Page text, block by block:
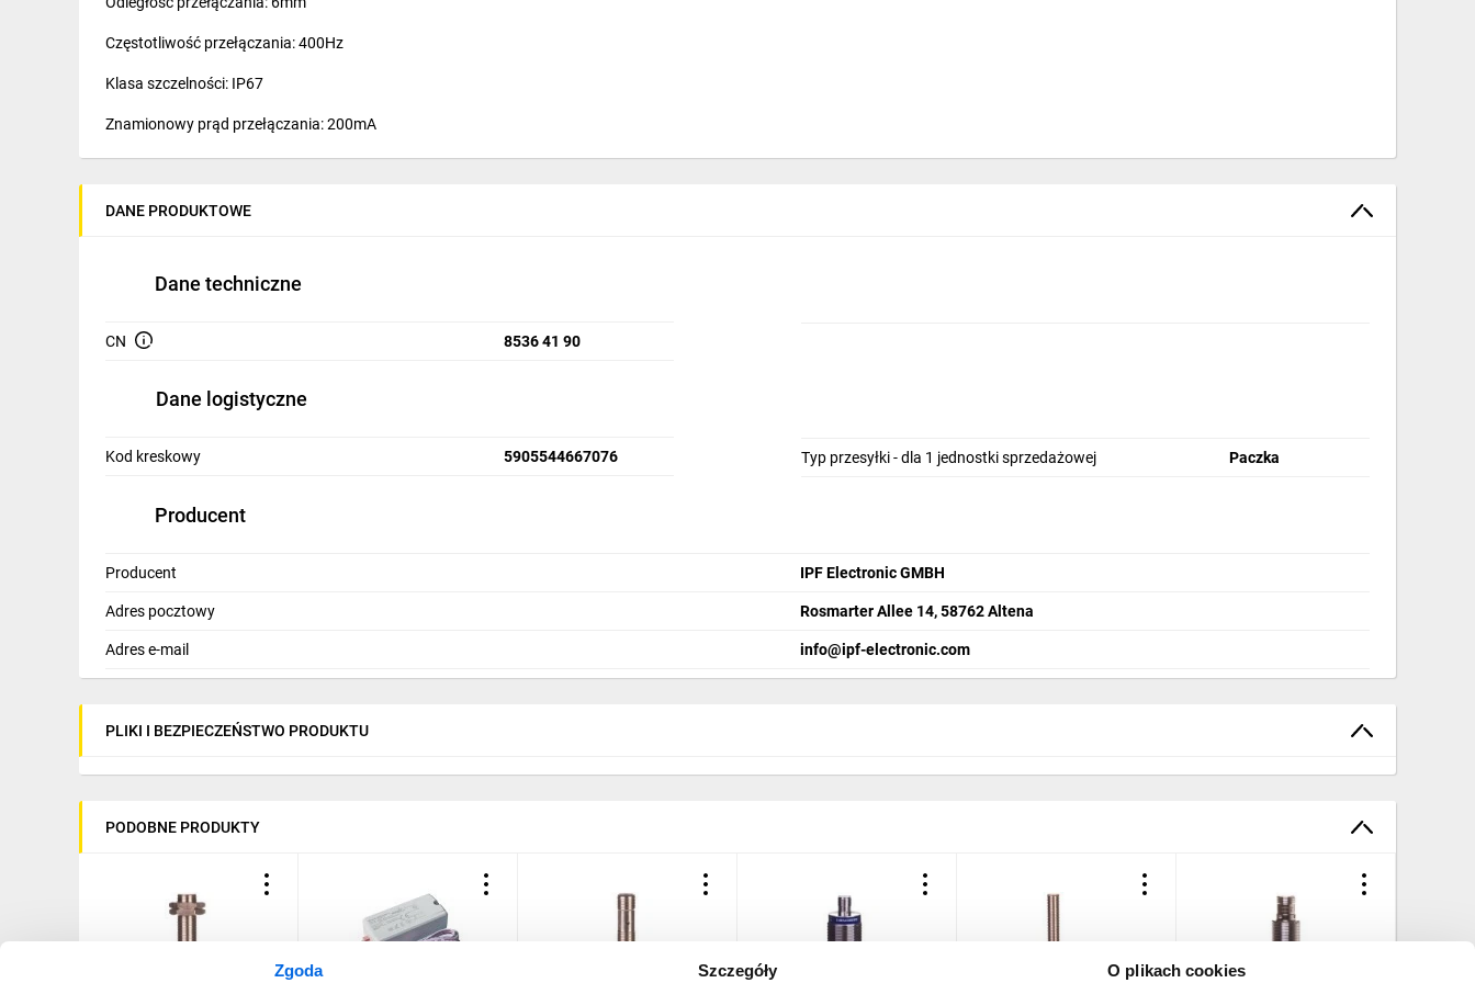
Zgoda Szczegóły O plikach cookies
IT, GSM
Elektromobilność
Częstotliwość przełączania: 400Hz
Klasa szczelności: IP67
Znamionowy prąd przełączania: 200mA
Przyłącze: Złącze wtykowe M12
Napięcie robocze (DC): 10-30V
DANE PRODUKTOWE
Dane techniczne
CN 8536 41 90
Dane logistyczne
Kod kreskowy 5905544667076 Typ przesyłki - dla 1 jednostki sprzedażowej Paczka
Producent
Producent IPF Electronic GMBH
Adres pocztowy Rosmarter Allee 14, 58762 Altena
Adres e-mail info@ipf-electronic.com
PLIKI I BEZPIECZEŃSTWO PRODUKTU
PODOBNE PRODUKTY